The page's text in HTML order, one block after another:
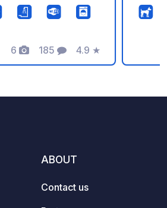
as indicated in
in is
Sundays via
6
Photos
185
Comments
4.9
Rating
★
more
our
ABOUT
Contact us